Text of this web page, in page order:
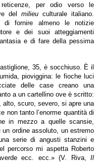
per odio verso le
del milieu culturale italiano.
di fornire almeno le notizie
e dei suoi atteggiamenti
e di fare della pessima
35, è socchiuso. È il
pioviggina: le fioche luci
delle case creano una
a un cartellino ove è scritto:
alto, scuro, severo, si apre una
non tanto l’enorme quantità di
in mezzo a quelle scansie,
ordine assoluto, un estremo
serie di angusti stanzini e
percorso mi aspetta Roberto
ecc. ecc.» (V. Riva, Il